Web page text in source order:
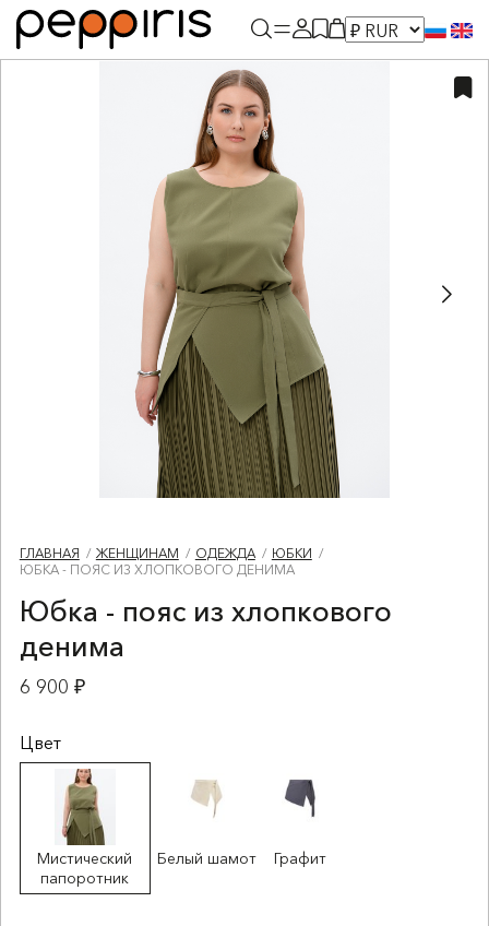
ГЛАВНАЯ ЖЕНЩИНАМ ОДЕЖДА
ЮБКИ
ЮБКА - ПОЯС ИЗ ХЛОПКОВОГО ДЕНИМА
Юбка - пояс из хлопкового
денима
6 900 ₽
Цвет
Мистический
папоротник
Белый шамот Графит